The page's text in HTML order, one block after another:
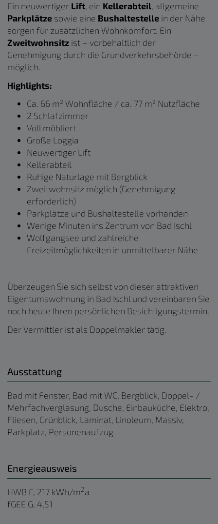
Ein neuwertiger Lift, ein Kellerabteil, allgemeine
Parkplätze sowie eine Bushaltestelle in der Nähe
sorgen für zusätzlichen Wohnkomfort. Ein
Zweitwohnsitz ist – vorbehaltlich der
Genehmigung durch die Grundverkehrsbehörde –
möglich.
Highlights:
Ca. 66 m² Wohnfläche / ca. 77 m² Nutzfläche
2 Schlafzimmer
Voll möbliert
Große Loggia
Neuwertiger Lift
Kellerabteil
Ruhige Naturlage mit Bergblick
Zweitwohnsitz möglich (Genehmigung
erforderlich)
Parkplätze und Bushaltestelle vorhanden
Wenige Minuten ins Zentrum von Bad Ischl
Wolfgangsee und zahlreiche
Freizeitmöglichkeiten in unmittelbarer Nähe
Überzeugen Sie sich selbst von dieser attraktiven
Eigentumswohnung in Bad Ischl und vereinbaren Sie
noch heute Ihren persönlichen Besichtigungstermin.
Der Vermittler ist als Doppelmakler tätig.
Ausstattung
Bad mit Fenster Bad mit WC Bergblick Doppel- /
Mehrfachverglasung Dusche Einbauküche Elektro
Fliesen Grünblick Laminat Linoleum Massiv
Parkplatz Personenaufzug
Energieausweis
HWB F, 217 kWh/m2a
fGEE G, 4,51